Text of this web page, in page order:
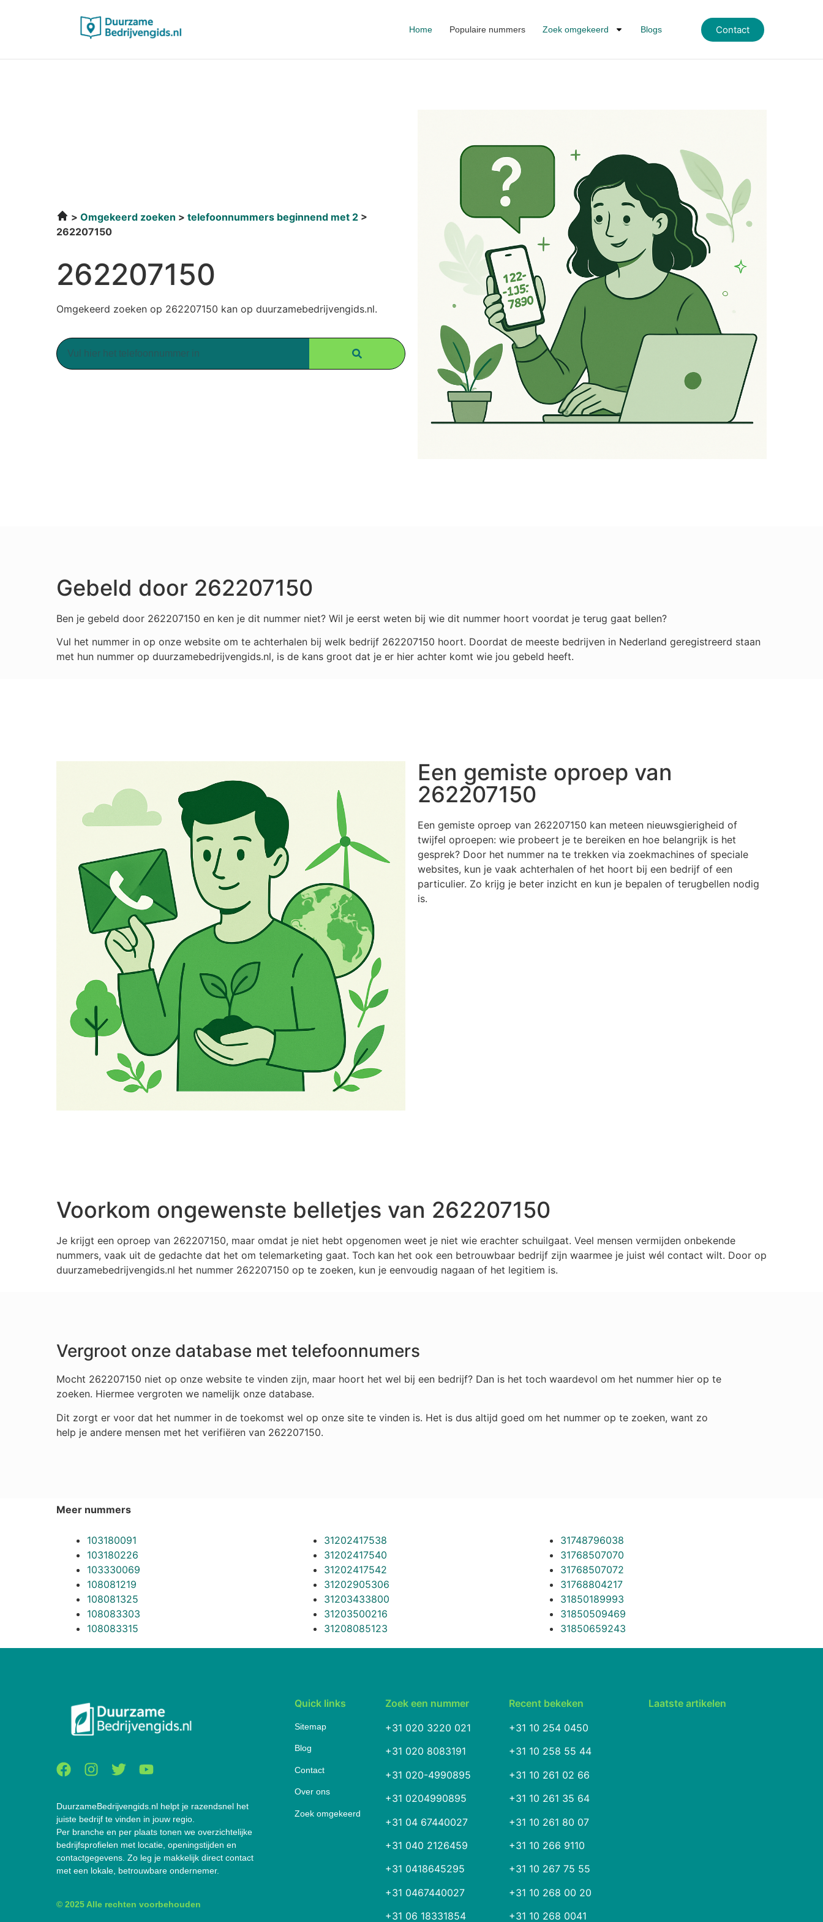
Home Populaire nummers Zoek omgekeerd Blogs Contact
Omgekeerd zoeken
telefoonnummers beginnend met 2
262207150
262207150
Omgekeerd zoeken op 262207150 kan op duurzamebedrijvengids.nl.
Gebeld door 262207150
Ben je gebeld door 262207150 en ken je dit nummer niet? Wil je eerst weten bij wie dit nummer hoort voordat je terug gaat bellen?
Vul het nummer in op onze website om te achterhalen bij welk bedrijf 262207150 hoort. Doordat de meeste bedrijven in Nederland geregistreerd staan
met hun nummer op duurzamebedrijvengids.nl, is de kans groot dat je er hier achter komt wie jou gebeld heeft.
Een gemiste oproep van
262207150
Een gemiste oproep van 262207150 kan meteen nieuwsgierigheid of
twijfel oproepen: wie probeert je te bereiken en hoe belangrijk is het
gesprek? Door het nummer na te trekken via zoekmachines of speciale
websites, kun je vaak achterhalen of het hoort bij een bedrijf of een
particulier. Zo krijg je beter inzicht en kun je bepalen of terugbellen nodig
is.
Voorkom ongewenste belletjes van 262207150
Je krijgt een oproep van 262207150, maar omdat je niet hebt opgenomen weet je niet wie erachter schuilgaat. Veel mensen vermijden onbekende
nummers, vaak uit de gedachte dat het om telemarketing gaat. Toch kan het ook een betrouwbaar bedrijf zijn waarmee je juist wél contact wilt. Door op
duurzamebedrijvengids.nl het nummer 262207150 op te zoeken, kun je eenvoudig nagaan of het legitiem is.
Vergroot onze database met telefoonnumers
Mocht 262207150 niet op onze website te vinden zijn, maar hoort het wel bij een bedrijf? Dan is het toch waardevol om het nummer hier op te
zoeken. Hiermee vergroten we namelijk onze database.
Dit zorgt er voor dat het nummer in de toekomst wel op onze site te vinden is. Het is dus altijd goed om het nummer op te zoeken, want zo
help je andere mensen met het verifiëren van 262207150.
Meer nummers
103180091
103180226
103330069
108081219
108081325
108083303
108083315
31202417538
31202417540
31202417542
31202905306
31203433800
31203500216
31208085123
31748796038
31768507070
31768507072
31768804217
31850189993
31850509469
31850659243
DuurzameBedrijvengids.nl helpt je razendsnel het
juiste bedrijf te vinden in jouw regio.
Per branche en per plaats tonen we overzichtelijke
bedrijfsprofielen met locatie, openingstijden en
contactgegevens. Zo leg je makkelijk direct contact
met een lokale, betrouwbare ondernemer.
© 2025 Alle rechten voorbehouden
Quick links
Sitemap
Blog
Contact
Over ons
Zoek omgekeerd
Zoek een nummer
+31 020 3220 021
+31 020 8083191
+31 020-4990895
+31 0204990895
+31 04 67440027
+31 040 2126459
+31 0418645295
+31 0467440027
+31 06 18331854
Recent bekeken
+31 10 254 0450
+31 10 258 55 44
+31 10 261 02 66
+31 10 261 35 64
+31 10 261 80 07
+31 10 266 9110
+31 10 267 75 55
+31 10 268 00 20
+31 10 268 0041
Laatste artikelen